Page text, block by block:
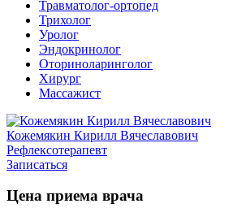
Травматолог-ортопед
Трихолог
Уролог
Эндокринолог
Оториноларинголог
Хирург
Массажист
Кожемякин Кирилл Вячеславович
Рефлексотерапевт
Записаться
Цена приема врача